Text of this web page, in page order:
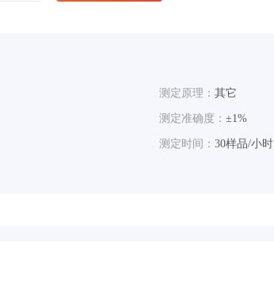
测定原理： 其它
测定准确度： ±1%
测定时间： 30样品/小时